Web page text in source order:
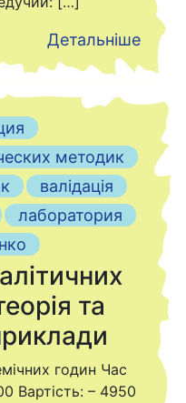
Детальніше
методик
валідація
лаборатория
та
годин Час
Вартість: – 4950